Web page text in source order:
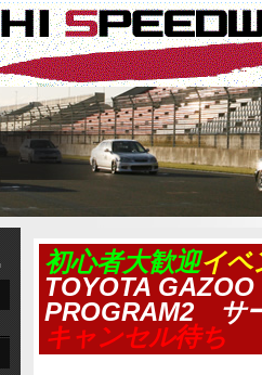
初心者大歓迎イベ
TOYOTA
PROGRAM2 サ
キャンセル待ち